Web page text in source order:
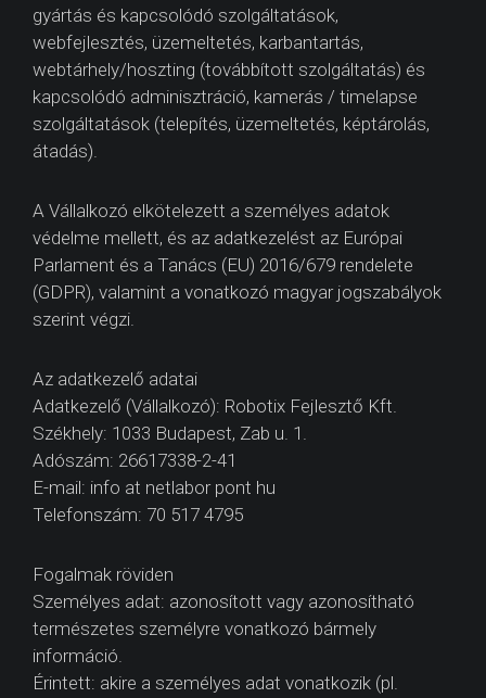
gyártás és kapcsolódó szolgáltatások,
webfejlesztés, üzemeltetés, karbantartás,
webtárhely/hoszting (továbbított szolgáltatás) és
kapcsolódó adminisztráció, kamerás / timelapse
szolgáltatások (telepítés, üzemeltetés, képtárolás,
átadás).
A Vállalkozó elkötelezett a személyes adatok
védelme mellett, és az adatkezelést az Európai
Parlament és a Tanács (EU) 2016/679 rendelete
(GDPR), valamint a vonatkozó magyar jogszabályok
szerint végzi.
Az adatkezelő adatai
Adatkezelő (Vállalkozó): Robotix Fejlesztő Kft.
Székhely: 1033 Budapest, Zab u. 1.
Adószám: 26617338-2-41
E-mail: info at netlabor pont hu
Telefonszám: 70 517 4795
Fogalmak röviden
Személyes adat: azonosított vagy azonosítható
természetes személyre vonatkozó bármely
információ.
Érintett: akire a személyes adat vonatkozik (pl.